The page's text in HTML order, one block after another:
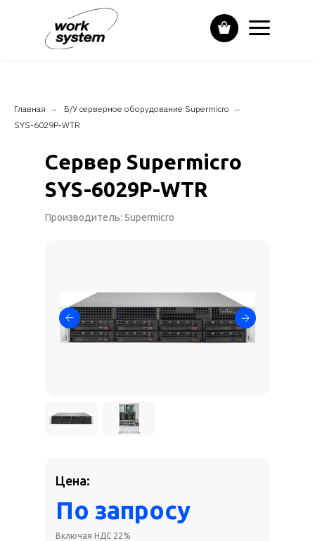
Главная → Б/У серверное оборудование Supermicro →
SYS-6029P-WTR
Сервер Supermicro
SYS-6029P-WTR
Производитель: Supermicro
Цена:
По запросу
Включая НДС 22%